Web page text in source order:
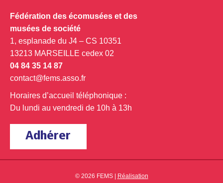
Fédération des écomusées et des
musées de société
1, esplanade du J4 – CS 10351
13213 MARSEILLE cedex 02
04 84 35 14 87
contact@fems.asso.fr
Horaires d’accueil téléphonique :
Du lundi au vendredi de 10h à 13h
Adhérer
© 2026 FEMS | Réalisation